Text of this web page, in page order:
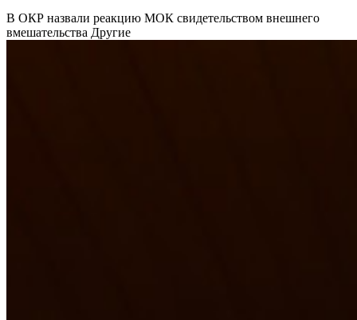
В ОКР назвали реакцию МОК свидетельством внешнего
вмешательства Другие